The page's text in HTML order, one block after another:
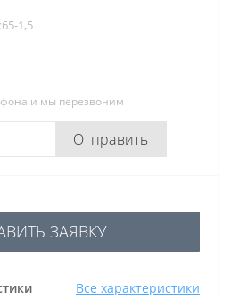
1,5
и мы перезвоним
Отправить
Все характеристики
ЗАЯВКУ